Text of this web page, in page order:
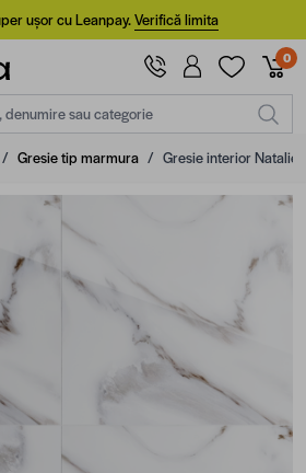
ușor cu Leanpay.Verifică limita
0
denumire sau categorie
/ Gresie tip marmura / Gresie interior Natalie